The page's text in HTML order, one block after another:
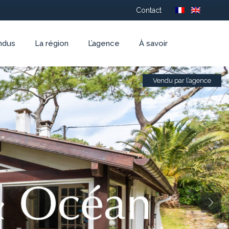
Contact
La région L’agence À savoir
Vendu par l’agence